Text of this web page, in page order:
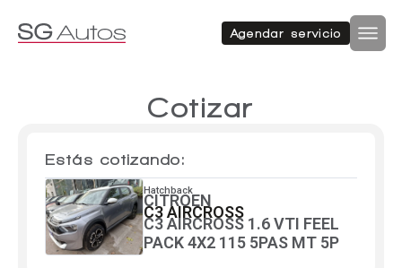
Agendar servicio
Autos usados
Repuestos
Sucursales
Autos nuevos
Autos usados
Hatchback
Cotizar
Estás cotizando:
Hatchback
CITROEN
C3 AIRCROSS
C3 AIRCROSS 1.6 VTI FEEL
PACK 4X2 115 5PAS MT 5P